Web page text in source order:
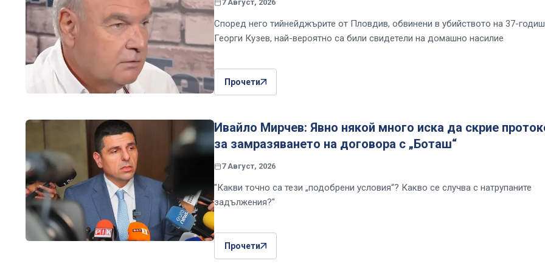
7 Август, 2026
Според него тийнейджърите от Пловдив, обвинени в убийството на 37-
Георги Кузев, най-вероятно са били свидетели на домашно насилие
Прочети
Ивайло Мирчев: Явно някой много иска да скрие
за замразяването на договора с „Боташ“
7 Август, 2026
"Какви точно са тези „подобрени условия“? Какво се случва с натрупаните
задължения?"
Прочети